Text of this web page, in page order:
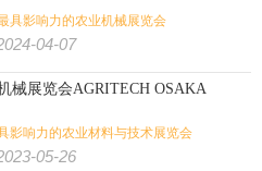
具影响力的农业机械展览会
04-07
械展览会AGRITECH OSAKA
影响力的农业材料与技术展览会
05-26